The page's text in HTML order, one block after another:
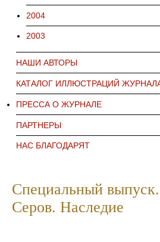
2004
2003
НАШИ АВТОРЫ
КАТАЛОГ ИЛЛЮСТРАЦИЙ
ПРЕССА О ЖУРНАЛЕ
ПАРТНЕРЫ
НАС БЛАГОДАРЯТ
Специальный
Серов. Наследие